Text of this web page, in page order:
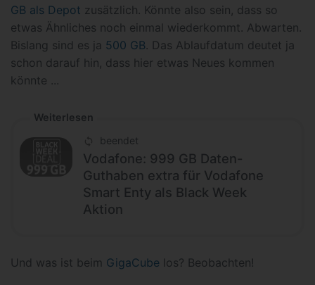
GB als Depot zusätzlich. Könnte also sein, dass so
etwas Ähnliches noch einmal wiederkommt. Abwarten.
Bislang sind es ja 500 GB . Das Ablaufdatum deutet ja
schon darauf hin, dass hier etwas Neues kommen
könnte ...
Weiterlesen
beendet
Vodafone: 999 GB Daten-
Guthaben extra für Vodafone
Smart Enty als Black Week
Aktion
Und was ist beim GigaCube los? Beobachten!